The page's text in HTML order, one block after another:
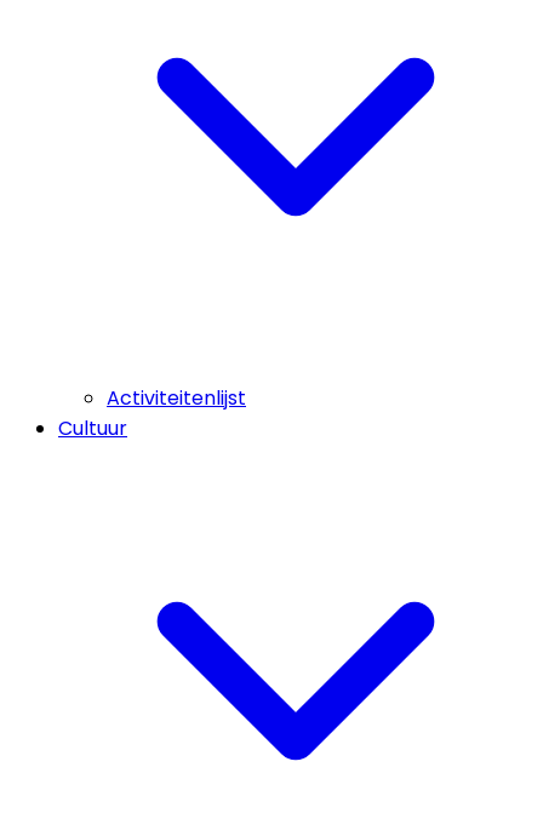
Activiteitenlijst
Cultuur